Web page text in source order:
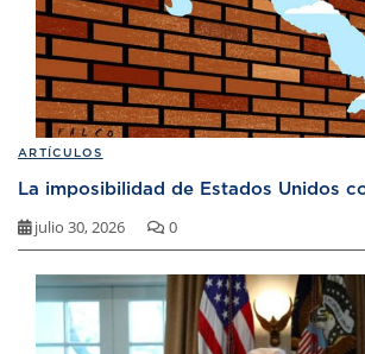
ARTÍCULOS
La imposibilidad de Estados Unidos
julio 30, 2026 0